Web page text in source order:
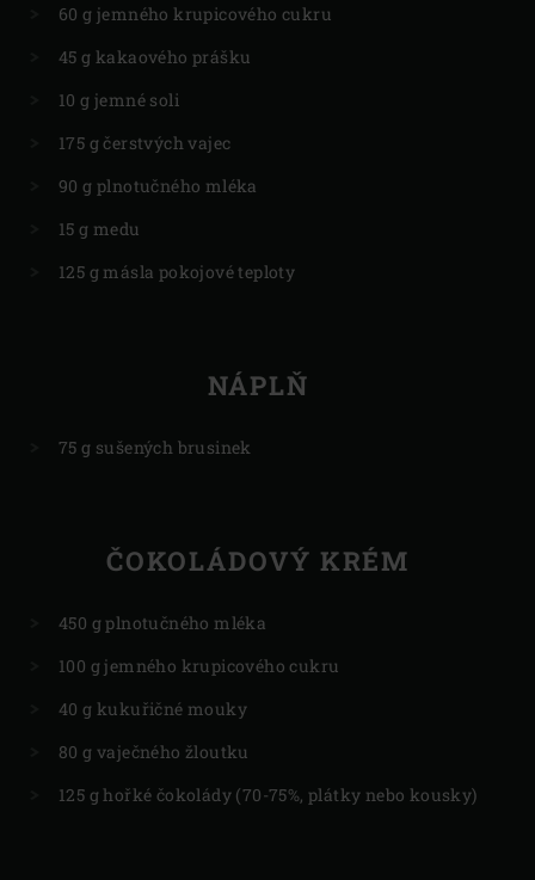
60 g jemného krupicového cukru
45 g kakaového prášku
10 g jemné soli
175 g čerstvých vajec
90 g plnotučného mléka
15 g medu
125 g másla pokojové teploty
NÁPLŇ
75 g sušených brusinek
ČOKOLÁDOVÝ KRÉM
450 g plnotučného mléka
100 g jemného krupicového cukru
40 g kukuřičné mouky
80 g vaječného žloutku
125 g hořké čokolády (70-75%, plátky nebo kousky)